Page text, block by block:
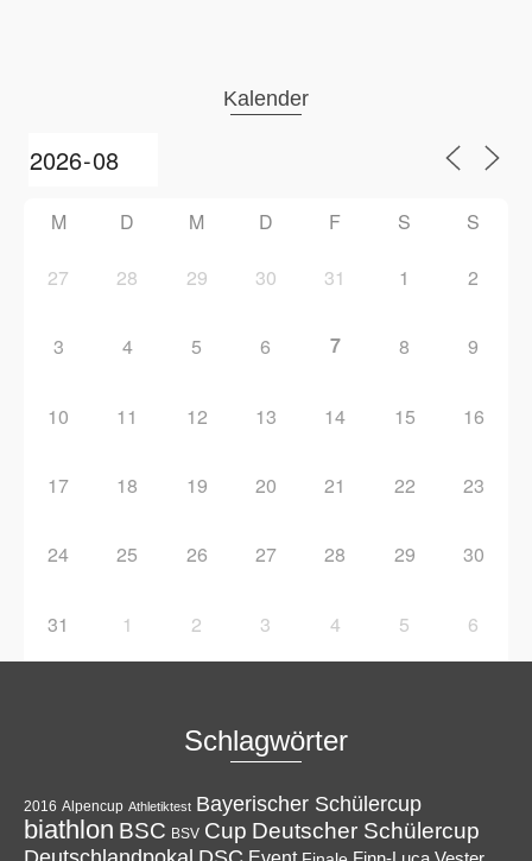
Kalender
M D M D F S S
27 28 29 30 31 1 2
3 4 5 6 7 8 9
10 11 12 13 14 15 16
17 18 19 20 21 22 23
24 25 26 27 28 29 30
31 1 2 3 4 5 6
Schlagwörter
2016 Alpencup Athletiktest Bayerischer Schülercup
biathlon BSC BSV Cup Deutscher Schülercup